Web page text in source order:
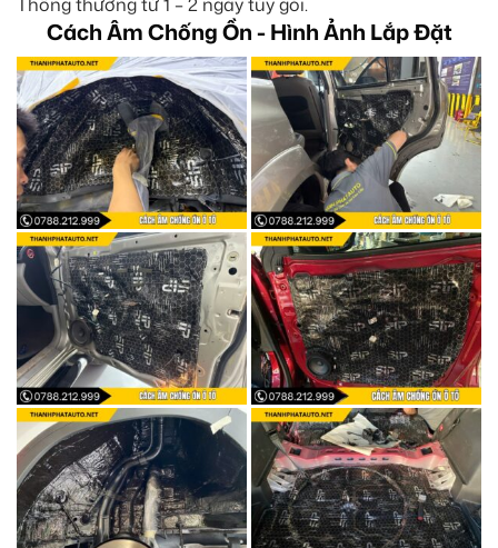
Cách Âm Chống Ồn - Hình Ảnh Lắp Đặt